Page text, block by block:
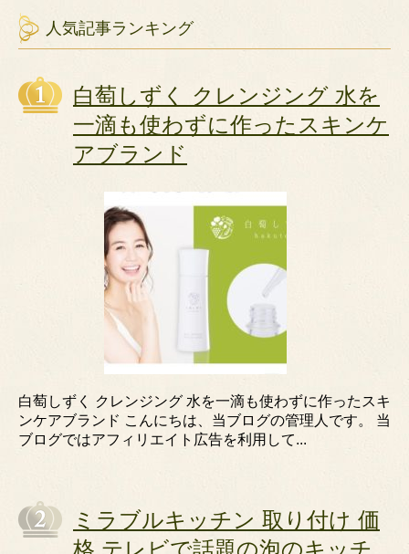
人気記事ランキング
白萄しずく クレンジング 水を
一滴も使わずに作ったスキンケ
アブランド
白萄しずく クレンジング 水を一滴も使わずに作ったスキ
ンケアブランド こんにちは、当ブログの管理人です。 当
ブログではアフィリエイト広告を利用して...
ミラブルキッチン 取り付け 価
格 テレビで話題の泡のキッチ